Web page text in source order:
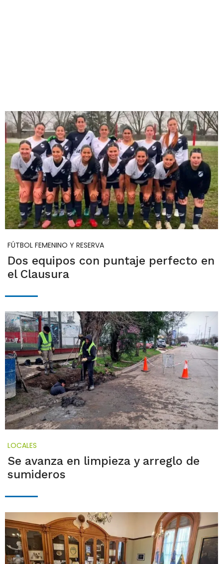
FÚTBOL FEMENINO Y RESERVA
Dos equipos con puntaje perfecto en
el Clausura
LOCALES
Se avanza en limpieza y arreglo de
sumideros